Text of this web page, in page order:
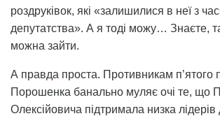
роздруківок, які «залишилися в неї з
депутатства». А я тоді можу… Знаєте,
можна зайти.
А правда проста. Противникам п’ятого
Порошенка банально муляє очі те, що
Олексійовича підтримала низка